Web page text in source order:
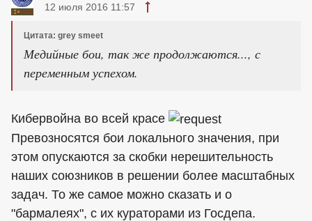
12 июля 2016 11:57
Цитата: grey smeet
Медийные бои, так же продолжаются..., с
переменным успехом.
Кибервойна во всей красе
Превозносятся бои локального значения, при
этом опускаются за скобки нерешительность
наших союзников в решении более масштабных
задач. То же самое можно сказать и о
"бармалеях", с их кураторами из Госдепа.